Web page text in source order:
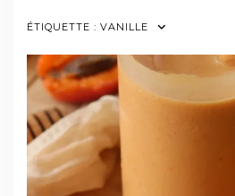
ÉTIQUETTE : VANILLE